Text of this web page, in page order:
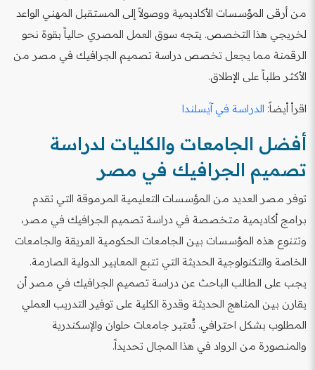
من أرقى المؤسسات الأكاديمية ووصولاً إلى المستقبل المهني الواعد
لخريجي هذا التخصص. يتجه سوق العمل المصري حالياً بقوة نحو
الرقمنة مما يجعل تخصص دراسة تصميم الجرافيك في مصر من
الأكثر طلباً على الإطلاق.
اقرأ أيضاً: الدراسة في آيسلندا
أفضل الجامعات والكليات لدراسة
تصميم الجرافيك في مصر
توفر مصر العديد من المؤسسات التعليمية المرموقة التي تقدم
برامج أكاديمية متخصصة في دراسة تصميم الجرافيك في مصر،
وتتنوع هذه المؤسسات بين الجامعات الحكومية العريقة والجامعات
الخاصة والتكنولوجية الحديثة التي تتبع المعايير الدولية الصارمة.
يجب على الطالب الباحث عن دراسة تصميم الجرافيك في مصر أن
يقارن بين المناهج الحديثة وقدرة الكلية على توفير التدريب العملي
المطلوب بشكل احترافي. تُعتبر جامعات حلوان والإسكندرية
والمنصورة من الرواد في هذا المجال تحديداً.